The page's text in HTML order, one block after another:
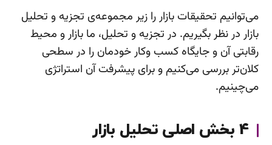
می‌توانیم تحقیقات بازار را زیر مجموعه‌ی تجزیه و تحلیل
بازار در نظر بگیریم. در تجزیه و تحلیل، ما بازار و محیط
رقابتی آن و جایگاه کسب وکار خودمان را در سطحی
کلان‌تر بررسی می‌کنیم و برای پیشرفت آن استراتژی
می‌چینیم.
4 بخش اصلی تحلیل بازار